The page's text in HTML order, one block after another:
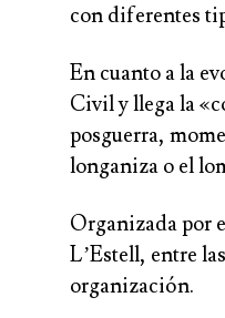
con diferentes
En cuanto a la
Civil y llega la
posguerra,
longaniza o el
Organizada por
L’Estell, entre
organización.